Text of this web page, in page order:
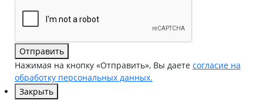
Отправить
Нажимая на кнопку «Отправить», Вы даете согласие на
обработку персональных данных.
Закрыть